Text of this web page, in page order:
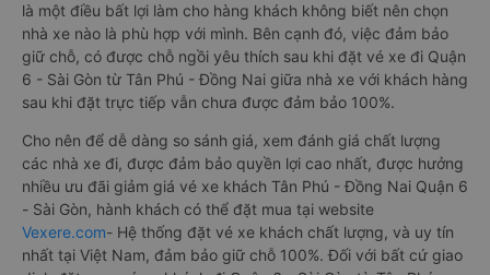
là một điều bất lợi làm cho hàng khách không biết nên chọn
nhà xe nào là phù hợp với mình. Bên cạnh đó, việc đảm bảo
giữ chỗ, có được chỗ ngồi yêu thích sau khi đặt vé xe đi Quận
6 - Sài Gòn từ Tân Phú - Đồng Nai giữa nhà xe với khách hàng
sau khi đặt trực tiếp vẫn chưa được đảm bảo 100%.
Cho nên để dễ dàng so sánh giá, xem đánh giá chất lượng
các nhà xe đi, được đảm bảo quyền lợi cao nhất, được hưởng
nhiều ưu đãi giảm giá vé xe khách Tân Phú - Đồng Nai Quận 6
- Sài Gòn, hành khách có thể đặt mua tại website
Vexere.com- Hệ thống đặt vé xe khách chất lượng, và uy tín
nhất tại Việt Nam, đảm bảo giữ chỗ 100%. Đối với bất cứ giao